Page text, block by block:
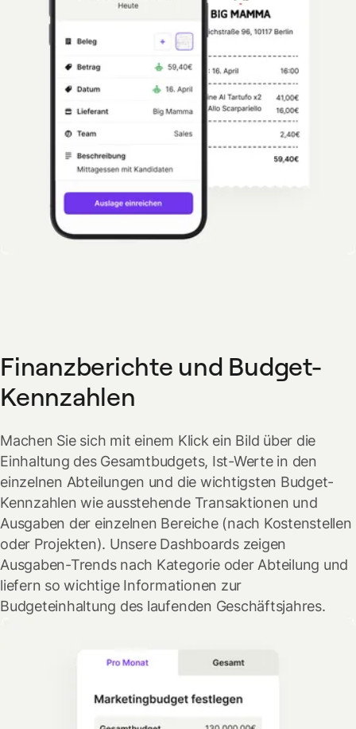
Finanzberichte und Budget-
Kennzahlen
Machen Sie sich mit einem Klick ein Bild über die
Einhaltung des Gesamtbudgets, Ist-Werte in den
einzelnen Abteilungen und die wichtigsten Budget-
Kennzahlen wie ausstehende Transaktionen und
Ausgaben der einzelnen Bereiche (nach Kostenstellen
oder Projekten). Unsere Dashboards zeigen
Ausgaben-Trends nach Kategorie oder Abteilung und
liefern so wichtige Informationen zur
Budgeteinhaltung des laufenden Geschäftsjahres.